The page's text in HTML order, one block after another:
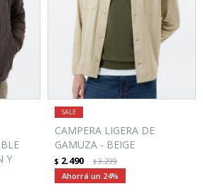
Y
CAMPERA LIGERA DE
GAMUZA - BEIGE
$ 2.490 $3.299
24